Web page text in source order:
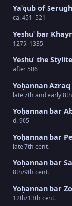
Yaʿqub of Serugh
ca. 451–521
Yeshuʿ bar
1275–1335
Yeshuʿ the Stylite
after 506
Yoḥannan Azraq
late 7th and early
Yoḥannan bar
d. 905
Yoḥannan bar
late 7th cent.
Yoḥannan bar
8th/9th cent.
Yoḥannan bar
12th/13th cent.